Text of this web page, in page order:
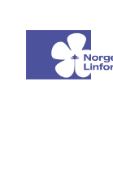
innhold